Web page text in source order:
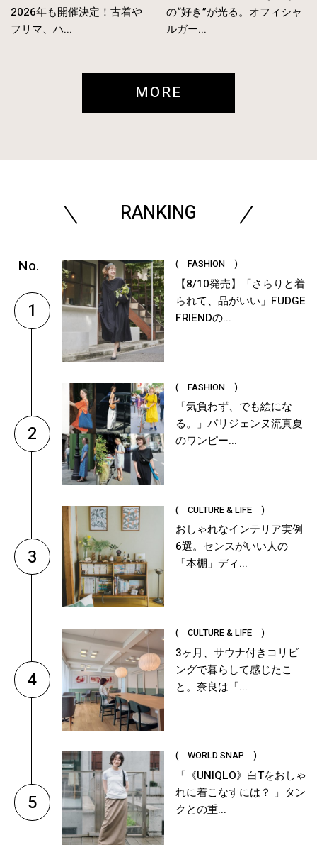
2026年も開催決定！古着や
フリマ、ハ...
の“好き”が光る。オフィシャ
ルガー...
MORE
RANKING
1
( FASHION )
【8/10発売】「さらりと着
られて、品がいい」FUDGE
FRIENDの...
2
( FASHION )
「気負わず、でも絵にな
る。」パリジェンヌ流真夏
のワンピー...
3
( CULTURE & LIFE )
おしゃれなインテリア実例
6選。センスがいい人の
「本棚」ディ...
4
( CULTURE & LIFE )
3ヶ月、サウナ付きコリビ
ングで暮らして感じたこ
と。奈良は「...
5
( WORLD SNAP )
「《UNIQLO》白Tをおしゃ
れに着こなすには？ 」タン
クとの重...